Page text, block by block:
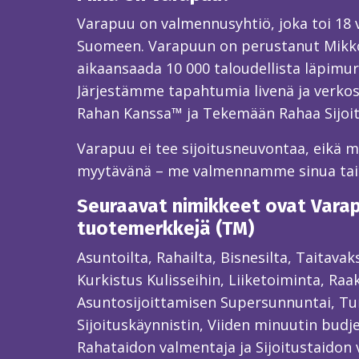
Varapuu on valmennusyhtiö, joka toi
Suomeen. Varapuun on perustanut
aikaansaada 10 000 taloudellista
Järjestämme tapahtumia livenä ja
Rahan Kanssa™ ja Tekemään Rahaa
Varapuu ei tee sijoitusneuvontaa, eikä
myytävänä – me valmennamme sinua
Seuraavat nimikkeet ovat
tuotemerkkejä (TM)
Asuntoilta, Rahailta, Bisnesilta,
Kurkistus Kulisseihin, Liiketoiminta,
Asuntosijoittamisen Supersunnuntai,
Sijoituskäynnistin, Viiden minuutin
Rahataidon valmentaja ja Sijoitustaidon